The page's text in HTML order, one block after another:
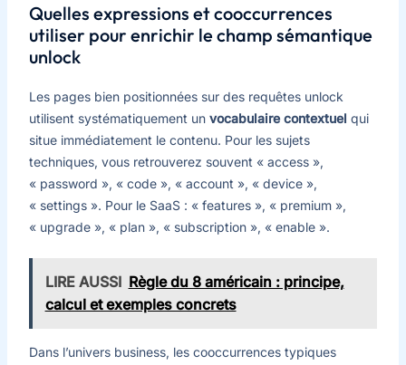
Quelles expressions et cooccurrences
utiliser pour enrichir le champ sémantique
unlock
Les pages bien positionnées sur des requêtes unlock
utilisent systématiquement un vocabulaire contextuel qui
situe immédiatement le contenu. Pour les sujets
techniques, vous retrouverez souvent « access »,
« password », « code », « account », « device »,
« settings ». Pour le SaaS : « features », « premium »,
« upgrade », « plan », « subscription », « enable ».
LIRE AUSSI Règle du 8 américain : principe,
calcul et exemples concrets
Dans l’univers business, les cooccurrences typiques